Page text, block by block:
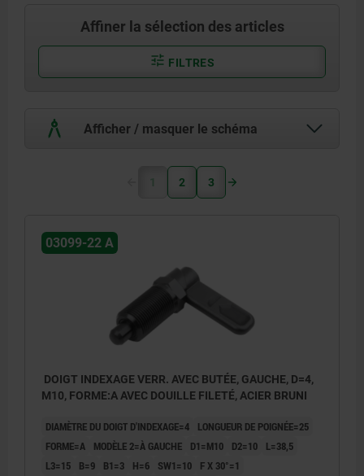
Affiner la sélection des articles
FILTRES
Afficher / masquer le schéma
1 2 3
03099-22 A
DOIGT INDEXAGE VERR. AVEC BUTÉE, GAUCHE, D=4,
M10, FORME:A AVEC DOUILLE FILETÉ, ACIER BRUNI
DIAMÈTRE DU DOIGT D'INDEXAGE=4
LONGUEUR DE POIGNÉE=25
FORME=A
MODÈLE 2=À GAUCHE D1=M10 D2=10
L=38,5
L3=15
B=9 B1=3 H=6 SW1=10
F X 30°=1